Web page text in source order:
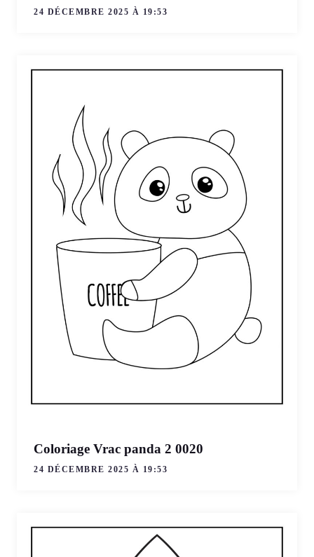
24 DÉCEMBRE 2025 À 19:53
Coloriage Vrac panda 2 0020
24 DÉCEMBRE 2025 À 19:53